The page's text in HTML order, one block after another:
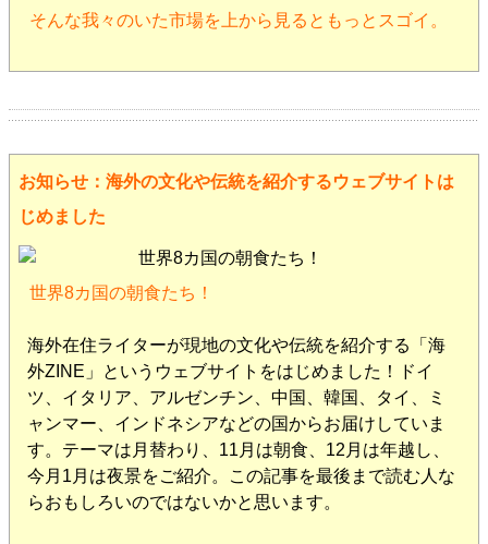
そんな我々のいた市場を上から見るともっとスゴイ。
お知らせ：海外の文化や伝統を紹介するウェブサイトは
じめました
世界8カ国の朝食たち！
海外在住ライターが現地の文化や伝統を紹介する「海
外ZINE」というウェブサイトをはじめました！ドイ
ツ、イタリア、アルゼンチン、中国、韓国、タイ、ミ
ャンマー、インドネシアなどの国からお届けしていま
す。テーマは月替わり、11月は朝食、12月は年越し、
今月1月は夜景をご紹介。この記事を最後まで読む人な
らおもしろいのではないかと思います。